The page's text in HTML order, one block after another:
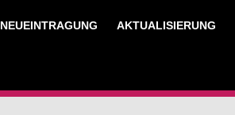
NEUEINTRAGUNG AKTUALISIERUNG